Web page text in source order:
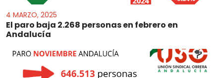
4 MARZO, 2025
El paro baja 2.268 personas en febrero en
Andalucía